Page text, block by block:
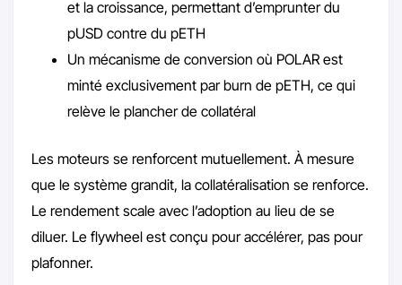
et la croissance, permettant d’emprunter du
pUSD contre du pETH
Un mécanisme de conversion où POLAR est
minté exclusivement par burn de pETH, ce qui
relève le plancher de collatéral
Les moteurs se renforcent mutuellement. À mesure
que le système grandit, la collatéralisation se renforce.
Le rendement scale avec l’adoption au lieu de se
diluer. Le flywheel est conçu pour accélérer, pas pour
plafonner.